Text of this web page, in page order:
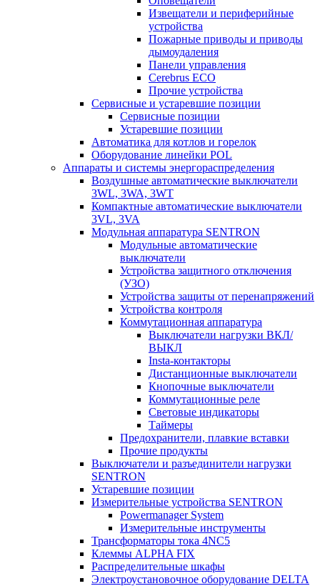
Извещатели и периферийные
устройства
Пожарные приводы и приводы
дымоудаления
Панели управления
Cerebrus ECO
Прочие устройства
Сервисные и устаревшие позиции
Сервисные позиции
Устаревшие позиции
Автоматика для котлов и горелок
Оборудование линейки POL
Аппараты и системы энергораспределения
Воздушные автоматические выключатели
3WL, 3WA, 3WT
Компактные автоматические выключатели
3VL, 3VA
Модульная аппаратура SENTRON
Модульные автоматические
выключатели
Устройства защитного отключения
(УЗО)
Устройства защиты от перенапряжений
Устройства контроля
Коммутационная аппаратура
Выключатели нагрузки ВКЛ/
ВЫКЛ
Insta-контакторы
Дистанционные выключатели
Кнопочные выключатели
Коммутационные реле
Световые индикаторы
Таймеры
Предохранители, плавкие вставки
Прочие продукты
Выключатели и разъединители нагрузки
SENTRON
Устаревшие позиции
Измерительные устройства SENTRON
Powermanager System
Измерительные инструменты
Трансформаторы тока 4NC5
Клеммы ALPHA FIX
Распределительные шкафы
Электроустановочное оборудование DELTA